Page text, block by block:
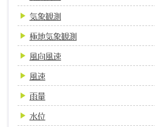
気象観測
極地気象観測
風向風速
風速
雨量
水位